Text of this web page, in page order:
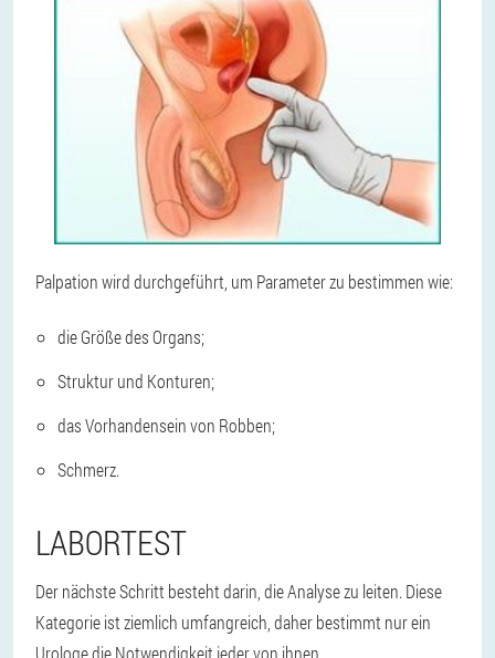
Palpation wird durchgeführt, um Parameter zu bestimmen wie:
die Größe des Organs;
Struktur und Konturen;
das Vorhandensein von Robben;
Schmerz.
LABORTEST
Der nächste Schritt besteht darin, die Analyse zu leiten. Diese
Kategorie ist ziemlich umfangreich, daher bestimmt nur ein